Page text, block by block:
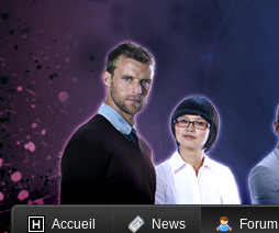
Accueil News Forum